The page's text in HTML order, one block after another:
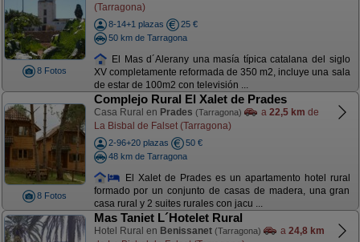
8 Fotos
(Tarragona)
8-14+1 plazas
25 €
50 km de Tarragona
El Mas d´Alerany una masía típica catalana del siglo
XV completamente reformada de 350 m2, incluye una sala
de estar de 100m2 con televisión ...
8 Fotos
Complejo Rural El Xalet de Prades
Casa Rural en Prades (Tarragona) a 22,5 km de
La Bisbal de Falset (Tarragona)
2-96+20 plazas
50 €
48 km de Tarragona
El Xalet de Prades es un apartamento hotel rural
formado por un conjunto de casas de madera, una gran
casa rural y 2 suites rurales con jacu ...
Mas Taniet L´Hotelet Rural
Hotel Rural en Benissanet (Tarragona) a 24,8 km